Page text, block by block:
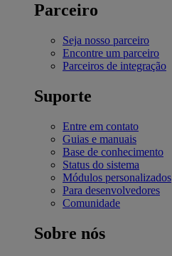
Parceiro
Seja nosso parceiro
Encontre um parceiro
Parceiros de integração
Suporte
Entre em contato
Guias e manuais
Base de conhecimento
Status do sistema
Módulos personalizados
Para desenvolvedores
Comunidade
Sobre nós